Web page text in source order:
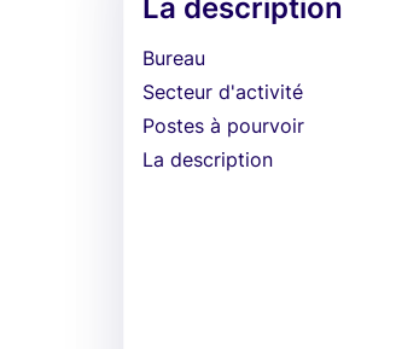
La description
Bureau
Secteur d'activité
Postes à pourvoir
La description